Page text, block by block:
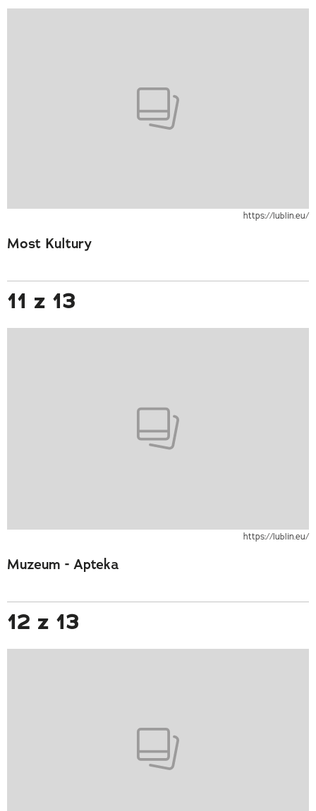
https://lublin.eu/
Most Kultury
11 z 13
https://lublin.eu/
Muzeum - Apteka
12 z 13